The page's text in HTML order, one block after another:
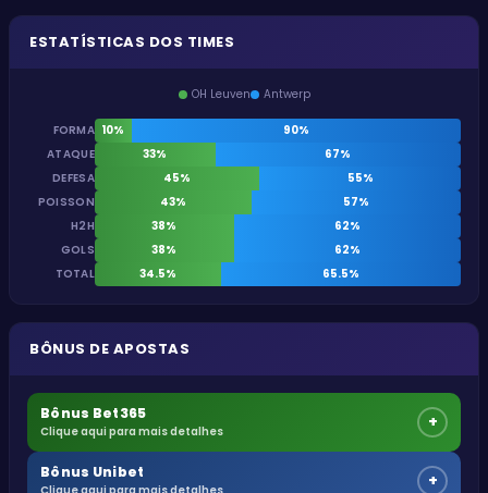
ESTATÍSTICAS DOS TIMES
OH Leuven Antwerp
FORMA 10%
90%
ATAQUE
33%
67%
DEFESA
45%
55%
POISSON
43%
57%
H2H
38%
62%
GOLS
38%
62%
TOTAL
34.5% 65.5%
BÔNUS DE APOSTAS
Bônus Bet365
Clique aqui para mais detalhes +
Bônus Unibet +